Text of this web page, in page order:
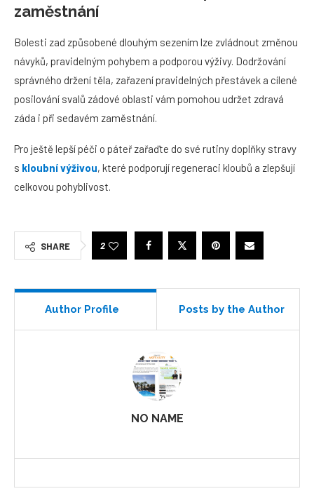
zaměstnání
Bolesti zad způsobené dlouhým sezením lze zvládnout změnou
návyků, pravidelným pohybem a podporou výživy. Dodržování
správného držení těla, zařazení pravidelných přestávek a cílené
posilování svalů zádové oblasti vám pomohou udržet zdravá
záda i při sedavém zaměstnání.
Pro ještě lepší péči o páteř zařaďte do své rutiny doplňky stravy
s kloubní výživou, které podporují regeneraci kloubů a zlepšují
celkovou pohyblivost.
SHARE 2
Author Profile Posts by the Author
NO NAME